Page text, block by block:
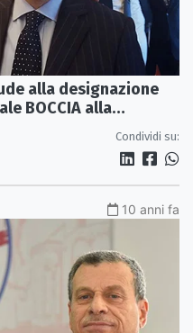
alla designazione
BOCCIA alla
Condividi su:
10 anni fa